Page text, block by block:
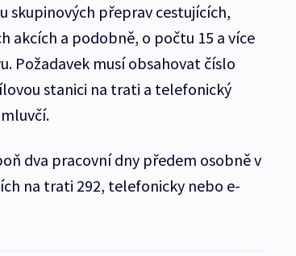
skupinových přeprav cestujících,
akcích a podobně, o počtu 15 a více
Požadavek musí obsahovat číslo
stanici na trati a telefonický
dva pracovní dny předem osobně v
na trati 292, telefonicky nebo e-